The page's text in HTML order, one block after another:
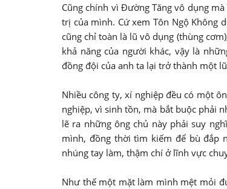
Cũng chính vì Đường Tăng vô dụng
trị của mình. Cứ xem Tôn Ngộ Không
cũng chỉ toàn là lũ vô dụng (thùng
khả năng của người khác, vậy là
đồng đội của anh ta lại trở thành một
Nhiều công ty, xí nghiệp đều có một
nghiệp, vì sinh tồn, mà bắt buộc phải
lẽ ra những ông chủ này phải suy
mình, đồng thời tìm kiếm để bù đắp
nhúng tay làm, thậm chí ở lĩnh vực
Như thế một mặt làm mình mệt mỏi